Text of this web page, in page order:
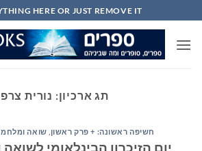
to
content
HERE OR JUST REMOVE IT...
תג ארכיון: נורית
חשיפה ראשונה: + פרק ראשון שואה